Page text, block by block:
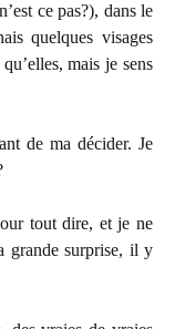
ce pas?), dans le
quelques visages
mais je sens
de ma décider. Je
tout dire, et je ne
grande surprise, il y